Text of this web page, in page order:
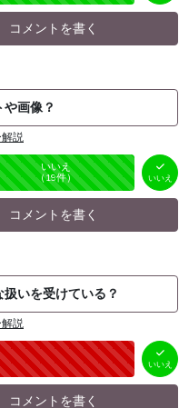
コメントを書く
画像？
解説
いいえ
（19件） いいえ
コメントを書く
いを受けている？
解説
未投票
いいえ
（ 0件）
いいえ
コメントを書く